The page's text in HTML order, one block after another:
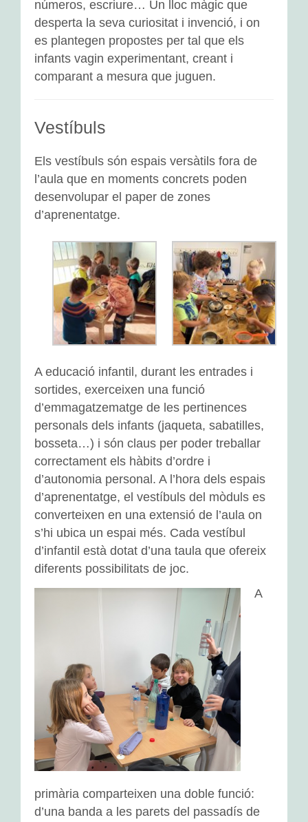
números, escriure… Un lloc màgic que
desperta la seva curiositat i invenció, i on
es plantegen propostes per tal que els
infants vagin experimentant, creant i
comparant a mesura que juguen.
Vestíbuls
Els vestíbuls són espais versàtils fora de
l’aula que en moments concrets poden
desenvolupar el paper de zones
d’aprenentatge.
A educació infantil, durant les entrades i
sortides, exerceixen una funció
d’emmagatzematge de les pertinences
personals dels infants (jaqueta, sabatilles,
bosseta…) i són claus per poder treballar
correctament els hàbits d’ordre i
d’autonomia personal. A l’hora dels espais
d’aprenentatge, el vestíbuls del mòduls es
converteixen en una extensió de l’aula on
s’hi ubica un espai més. Cada vestíbul
d’infantil està dotat d’una taula que ofereix
diferents possibilitats de joc.
A
primària comparteixen una doble funció:
d’una banda a les parets del passadís de